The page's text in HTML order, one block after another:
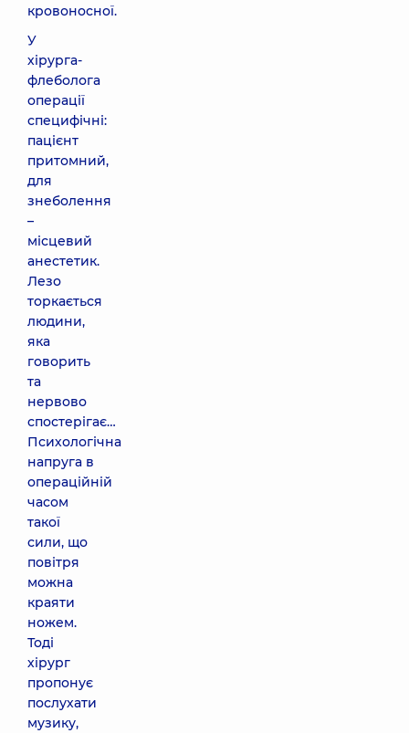
кровоносної.
У
хірурга-
флеболога
операції
специфічні:
пацієнт
притомний,
для
знеболення
–
місцевий
анестетик.
Лезо
торкається
людини,
яка
говорить
та
нервово
спостерігає…
Психологічна
напруга в
операційній
часом
такої
сили, що
повітря
можна
краяти
ножем.
Тоді
хірург
пропонує
послухати
музику,